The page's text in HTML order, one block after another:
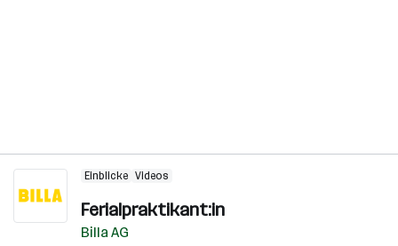
Einblicke Videos
Ferialpraktikant:in
Billa AG